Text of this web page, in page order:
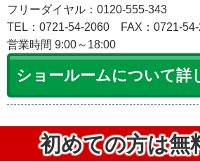
フリーダイヤル：0120-555-343
TEL：0721-54-2060
FAX：0721-
営業時間 9:00～18:00
ショールームについて詳
初めての方は無